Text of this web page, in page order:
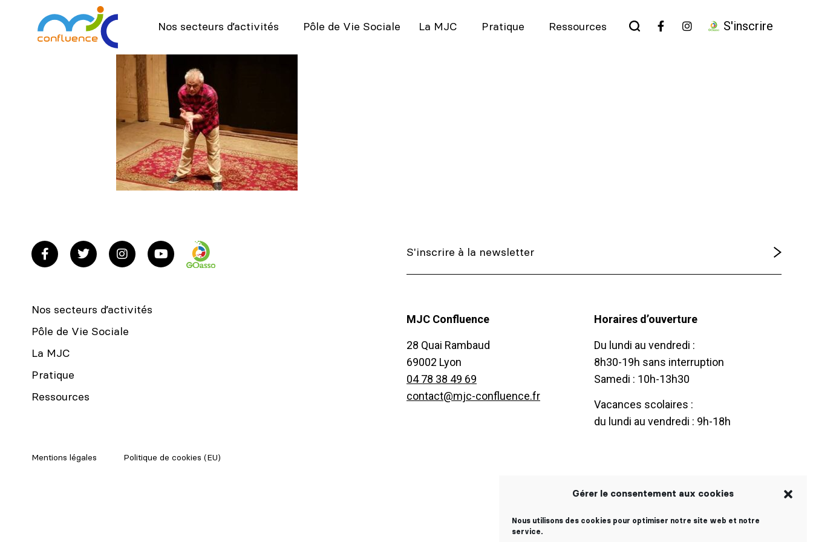
Gérer le consentement aux cookies
Nous utilisons des cookies pour optimiser notre site web et notre
service.
Nos secteurs d’activités Pôle de Vie Sociale La MJC Pratique Ressources S'inscrire
Nos secteurs d’activités
Pôle de Vie Sociale
La MJC
Pratique
Ressources
MJC Confluence
28 Quai Rambaud
69002 Lyon
04 78 38 49 69
contact@mjc-confluence.fr
Horaires d’ouverture
Du lundi au vendredi :
8h30-19h sans interruption
Samedi : 10h-13h30
Vacances scolaires :
du lundi au vendredi : 9h-18h
Mentions légales Politique de cookies (EU)